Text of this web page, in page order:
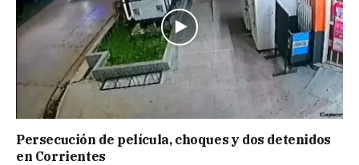
Persecución de película, choques y dos detenidos
en Corrientes